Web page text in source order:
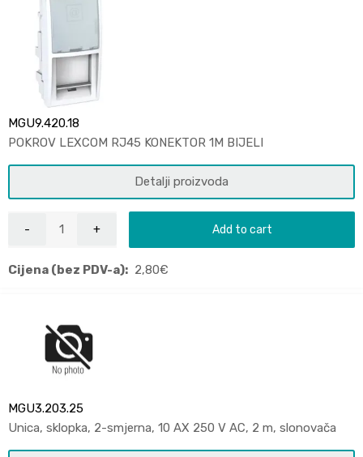
MGU9.420.18
POKROV LEXCOM RJ45 KONEKTOR 1M BIJELI
Detalji proizvoda
Add to cart
Cijena (bez PDV-a): 2,80€
MGU3.203.25
Unica, sklopka, 2-smjerna, 10 AX 250 V AC, 2 m, slonovača